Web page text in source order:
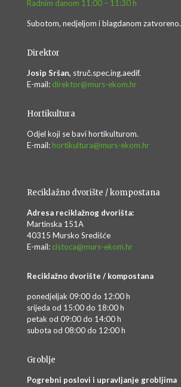
Radnim danom 11:00 – 11:30 h
Subotom, nedjeljom i blagdanom zatvoreno.
Direktor
Josip Sršan, struč.spec.ing.aedif.
E-mail: direktor@murs-ekom.hr
Hortikultura
Odjel koji se bavi hortikulturom.
E-mail: hortikultura@murs-ekom.hr
Reciklažno dvorište / kompostana
Adresa reciklažnog dvorišta:
Martinska 151A
40315 Mursko Središće
E-mail: cistoca@murs-ekom.hr
Reciklažno dvorište / kompostana
ponedjeljak 09:00 do 12:00 h
srijeda od 15:00 do 18:00 h
petak od 09:00 do 14:00 h
subota od 08:00 do 12:00 h
Groblje
Pogrebni poslovi i upravljanje grobljima